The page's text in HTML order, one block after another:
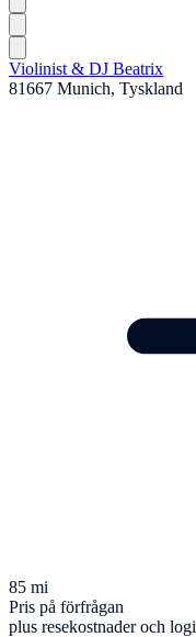
Violinist & DJ Beatrix
81667 Munich, Tyskland
85 mi
Pris på förfrågan
plus resekostnader och logi